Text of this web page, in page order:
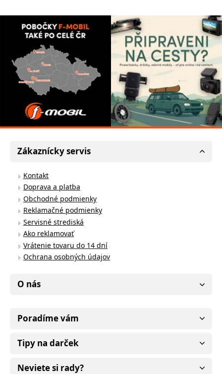
Zákaznícky servis
Kontakt
Doprava a platba
Obchodné podmienky
Reklamačné podmienky
Servisné strediská
Ako reklamovať
Vrátenie tovaru do 14 dní
Ochrana osobných údajov
O nás
Poradíme vám
Tipy na darček
Neviete si rady?